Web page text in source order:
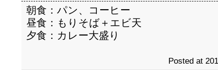
朝食：パン、コーヒー
昼食：もりそば＋エビ天
夕食：カレー大盛り
Posted at